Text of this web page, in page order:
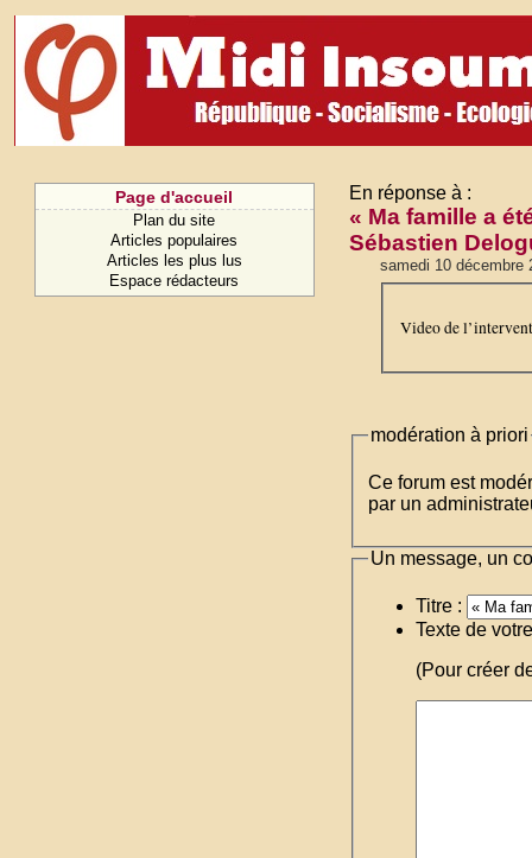
Page d'accueil
Plan du site
Articles populaires
Articles les plus lus
Espace rédacteurs
En réponse à :
« Ma famille a
Sébastien
samedi 10 décembre
Video de
modération à priori
Ce forum est
par un
Un message, un
Titre :
Texte de
(Pour créer